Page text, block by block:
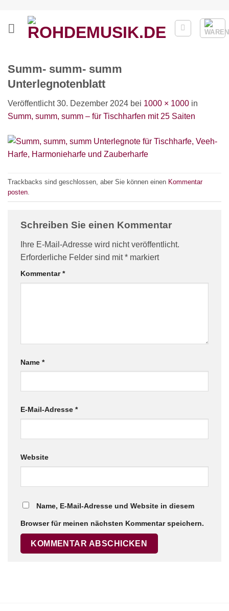
springen
Summ- summ- summ
Unterlegnotenblatt
Veröffentlicht30. Dezember 2024 bei 1000 × 1000 in
Summ, summ, summ – für Tischharfen mit 25 Saiten
Trackbacks sind geschlossen, aber Sie können einen Kommentar
posten
Schreiben Sie einen Kommentar
Ihre E-Mail-Adresse wird nicht veröffentlicht.
Erforderliche Felder sind mit* markiert
Kommentar*
Name *
E-Mail-Adresse *
Website
Name, E-Mail-Adresse und Website in diesem
Browser für meinen nächsten Kommentar speichern.